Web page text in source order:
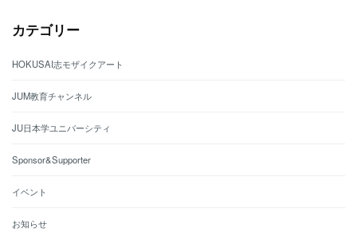
カテゴリー
HOKUSAI志モザイクアート
JUM教育チャンネル
JU日本学ユニバーシティ
Sponsor&Supporter
イベント
お知らせ